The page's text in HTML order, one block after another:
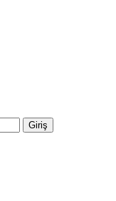
Giriş